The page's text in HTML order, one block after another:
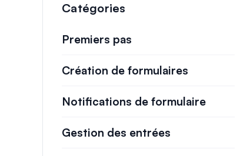
Catégories
Premiers pas
Création de formulaires
Notifications de formulaire
Gestion des entrées